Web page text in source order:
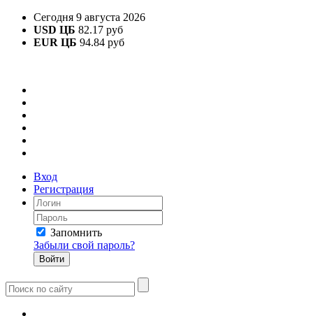
Сегодня 9 августа 2026
USD ЦБ 82.17 руб
EUR ЦБ 94.84 руб
Вход
Регистрация
Запомнить
Забыли свой пароль?